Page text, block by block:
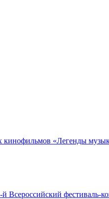
кинофильмов «Легенды
Всероссийский